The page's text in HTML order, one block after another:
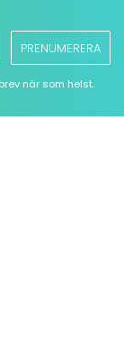
PRENUMERERA
när som helst.